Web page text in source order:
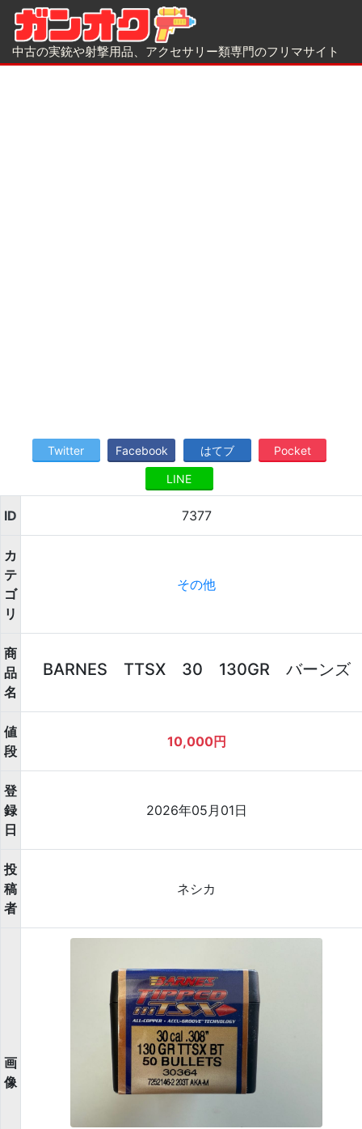
中古の実銃や射撃用品、アクセサリー類専門のフリマサイト
Twitter Facebook はてブ Pocket
LINE
ID 7377
カ
テ
ゴ
リ
その他
商
品
名
BARNES TTSX 30 130GR バーンズ
値
段
10,000円
登
録
日
2026年05月01日
投
稿
者
ネシカ
画
像